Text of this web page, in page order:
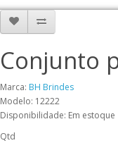
Conjunto
Marca: BH Brindes
Modelo: 12222
Disponibilidade: Em estoque
Qtd